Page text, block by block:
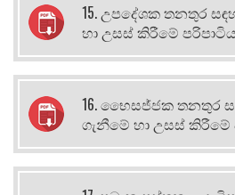
15. උපදේශක තනතුර
හා උසස් කිරීමේ පරිපාටිය
16. භෛසජ්ජක තනතුර
ගැනීමේ හා උසස් කිරීමේ